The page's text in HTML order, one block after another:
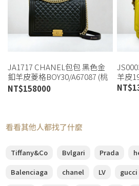
JA1717 CHANEL包包 黑色金
釦羊皮菱格BOY30/A67087 (桃
園店)
NT$158000
羊皮
NT$
看看其他人都找了什麼
Tiffany&Co Bvlgari Prada
Balenciaga
chanel LV gucci